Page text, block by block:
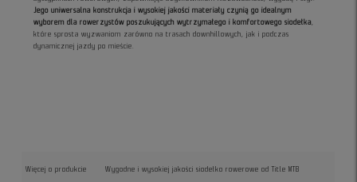
Jego uniwersalna konstrukcja i wysokiej jakości materiały czynią go idealnym
wyborem dla rowerzystów poszukujących wytrzymałego i komfortowego siodełka,
które sprosta wyzwaniom zarówno na trasach downhillowych, jak i podczas
dynamicznej jazdy po mieście.
Więcej o produkcie Wygodne i wysokiej jakości siodełko rowerowe od Title MTB